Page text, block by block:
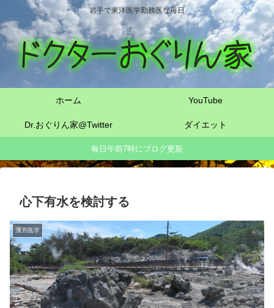
岩手で東洋医学勤務医な毎日
ホーム YouTube
Dr.おぐりん家@Twitter ダイエット
毎日午前7時にブログ更新
心下有水を検討する
漢方医学